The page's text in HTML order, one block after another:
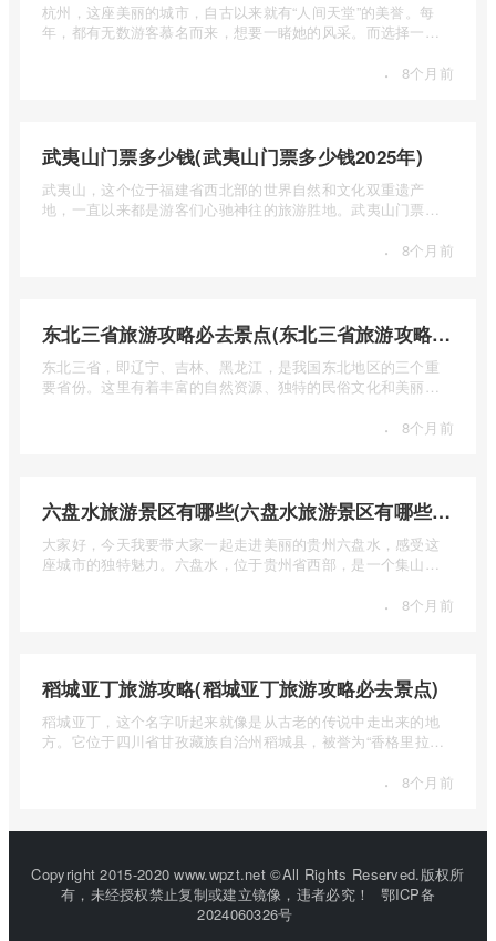
杭州，这座美丽的城市，自古以来就有“人间天堂”的美誉。每
年，都有无数游客慕名而来，想要一睹她的风采。而选择一个
· 8个月前
武夷山门票多少钱(武夷山门票多少钱2025年)
武夷山，这个位于福建省西北部的世界自然和文化双重遗产
地，一直以来都是游客们心驰神往的旅游胜地。武夷山门票多
· 8个月前
东北三省旅游攻略必去景点(东北三省旅游攻略必去景点视频介绍)
东北三省，即辽宁、吉林、黑龙江，是我国东北地区的三个重
要省份。这里有着丰富的自然资源、独特的民俗文化和美丽的
· 8个月前
六盘水旅游景区有哪些(六盘水旅游景区有哪些景点值得去)
大家好，今天我要带大家一起走进美丽的贵州六盘水，感受这
座城市的独特魅力。六盘水，位于贵州省西部，是一个集山水
· 8个月前
稻城亚丁旅游攻略(稻城亚丁旅游攻略必去景点)
稻城亚丁，这个名字听起来就像是从古老的传说中走出来的地
方。它位于四川省甘孜藏族自治州稻城县，被誉为“香格里拉的
· 8个月前
Copyright 2015-2020 www.wpzt.net ©All Rights Reserved.版权所
有，未经授权禁止复制或建立镜像，违者必究！
鄂ICP备
2024060326号